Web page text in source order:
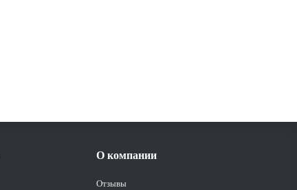
О компании
Отзывы